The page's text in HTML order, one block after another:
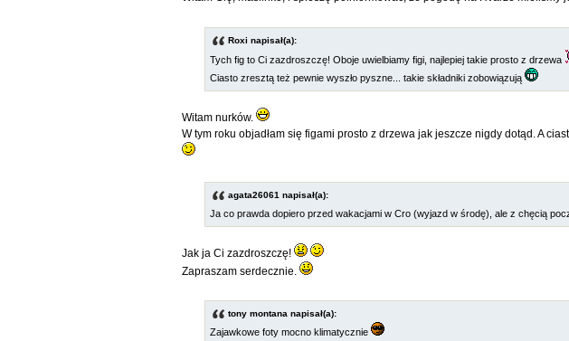
Roxi napisał(a):
Tych fig to Ci zazdroszczę! Oboje uwielbiamy figi, najlepiej takie prosto z drzewa
Ciasto zresztą też pewnie wyszło pyszne... takie składniki zobowiązują
Witam nurków.
W tym roku objadłam się figami prosto z drzewa jak jeszcze nigdy dotąd. A
agata26061 napisał(a):
Ja co prawda dopiero przed wakacjami w Cro (wyjazd w środę), ale z chęcią
Jak ja Ci zazdroszczę!
Zapraszam serdecznie.
tony montana napisał(a):
Zajawkowe foty mocno klimatycznie